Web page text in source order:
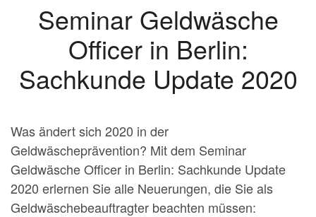
Seminar Geldwäsche
Officer in Berlin:
Sachkunde Update 2020
Was ändert sich 2020 in der
Geldwäscheprävention? Mit dem Seminar
Geldwäsche Officer in Berlin: Sachkunde Update
2020 erlernen Sie alle Neuerungen, die Sie als
Geldwäschebeauftragter beachten müssen: